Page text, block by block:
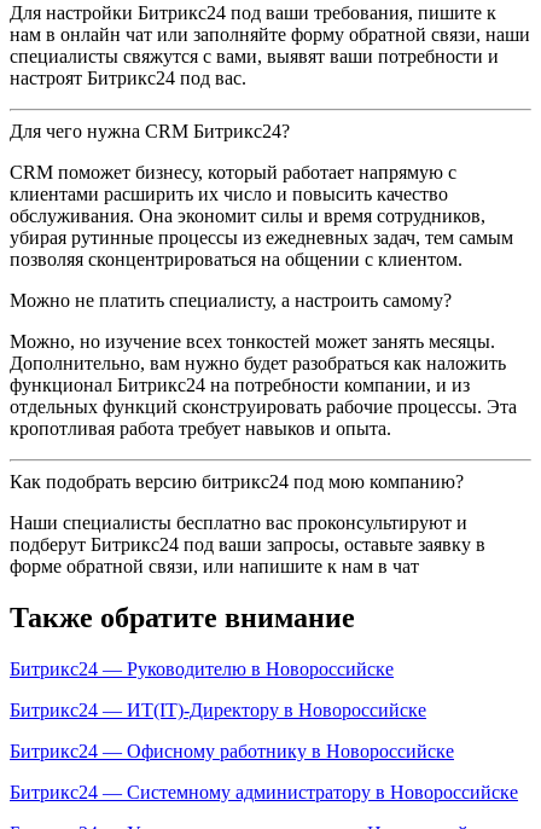
Для настройки Битрикс24 под ваши требования, пишите к
нам в онлайн чат или заполняйте форму обратной связи, наши
специалисты свяжутся с вами, выявят ваши потребности и
настроят Битрикс24 под вас.
Для чего нужна CRM Битрикс24?
CRM поможет бизнесу, который работает напрямую с
клиентами расширить их число и повысить качество
обслуживания. Она экономит силы и время сотрудников,
убирая рутинные процессы из ежедневных задач, тем самым
позволяя сконцентрироваться на общении с клиентом.
Можно не платить специалисту, а настроить самому?
Можно, но изучение всех тонкостей может занять месяцы.
Дополнительно, вам нужно будет разобраться как наложить
функционал Битрикс24 на потребности компании, и из
отдельных функций сконструировать рабочие процессы. Эта
кропотливая работа требует навыков и опыта.
Как подобрать версию битрикс24 под мою компанию?
Наши специалисты бесплатно вас проконсультируют и
подберут Битрикс24 под ваши запросы, оставьте заявку в
форме обратной связи, или напишите к нам в чат
Также обратите внимание
Битрикс24 — Руководителю в Новороссийске
Битрикс24 — ИТ(IT)-Директору в Новороссийске
Битрикс24 — Офисному работнику в Новороссийске
Битрикс24 — Системному администратору в Новороссийске